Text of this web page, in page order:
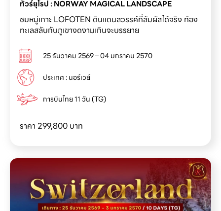
ชมหมู่เกาะ LOFOTEN ดินแดนสวรรค์ที่สัมผัสได้จริง ท้อง
ทะเลสลับกับภูเขางดงามเกินจะบรรยาย
25 ธันวาคม 2569 – 04 มกราคม 2570
ประเทศ : นอร์เวย์
การบินไทย 11 วัน (TG)
ราคา 299,800 บาท